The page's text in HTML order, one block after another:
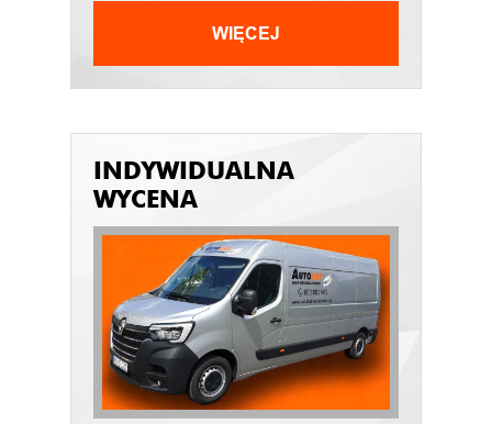
WIĘCEJ
INDYWIDUALNA
WYCENA